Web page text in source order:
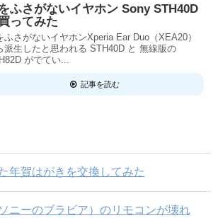
ふさがないイヤホン Sony STH40D
ってみた
ふさがないイヤホンXperia Ear Duo（XEA20）
派生したと思われる STH40D と 無線版の
がでてい...
記事を読む
年賀はがきを交換してみた
ニーのブラビア）のリモコンが壊れ